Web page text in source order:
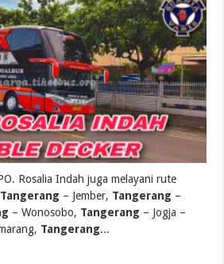
Rosalia Indah juga melayani rute
Tangerang – Jember, Tangerang –
– Wonosobo, Tangerang – Jogja –
Tangerang...